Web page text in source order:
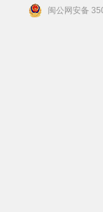
闽公网安备